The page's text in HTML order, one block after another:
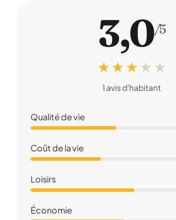
3,0/5
★ ★ ★ ★ ★
1 avis d'habitant
Qualité de vie
Coût de la vie
Loisirs
Économie